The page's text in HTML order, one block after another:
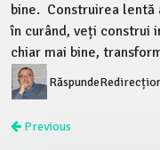
bine. Construirea lentă
în curând, veți construi
chiar mai bine,
Răspunde
Previous